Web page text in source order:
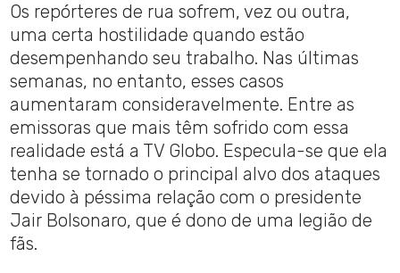
Os repórteres de rua sofrem, vez ou outra,
uma certa hostilidade quando estão
desempenhando seu trabalho. Nas últimas
semanas, no entanto, esses casos
aumentaram consideravelmente. Entre as
emissoras que mais têm sofrido com essa
realidade está a TV Globo. Especula-se que ela
tenha se tornado o principal alvo dos ataques
devido à péssima relação com o presidente
Jair Bolsonaro, que é dono de uma legião de
fãs.